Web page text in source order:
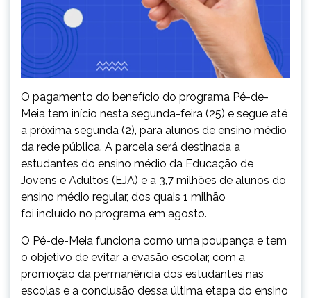
O pagamento do benefício do programa Pé-de-
Meia tem início nesta segunda-feira (25) e segue até
a próxima segunda (2), para alunos de ensino médio
da rede pública. A parcela será destinada a
estudantes do ensino médio da Educação de
Jovens e Adultos (EJA) e a 3,7 milhões de alunos do
ensino médio regular, dos quais 1 milhão
foi incluído no programa em agosto.
O Pé-de-Meia funciona como uma poupança e tem
o objetivo de evitar a evasão escolar, com a
promoção da permanência dos estudantes nas
escolas e a conclusão dessa última etapa do ensino